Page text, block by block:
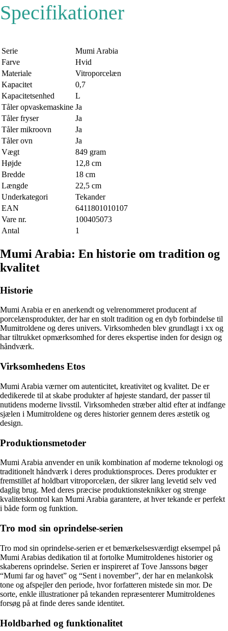
Specifikationer
Serie
Mumi Arabia
Farve
Hvid
Materiale
Vitroporcelæn
Kapacitet
0,7
Kapacitetsenhed
L
Tåler opvaskemaskine Ja
Tåler fryser
Ja
Tåler mikroovn
Ja
Tåler ovn
Ja
Vægt
849 gram
Højde
12,8 cm
Bredde
18 cm
Længde
22,5 cm
Underkategori
Tekander
EAN
6411801010107
Vare nr.
100405073
Antal
1
Mumi Arabia: En historie om tradition og
kvalitet
Historie
Mumi Arabia er en anerkendt og velrenommeret producent af
porcelænsprodukter, der har en stolt tradition og en dyb forbindelse til
Mumitroldene og deres univers. Virksomheden blev grundlagt i xx og
har tiltrukket opmærksomhed for deres ekspertise inden for design og
håndværk.
Virksomhedens Etos
Mumi Arabia værner om autenticitet, kreativitet og kvalitet. De er
dedikerede til at skabe produkter af højeste standard, der passer til
nutidens moderne livsstil. Virksomheden stræber altid efter at indfange
sjælen i Mumitroldene og deres historier gennem deres æstetik og
design.
Produktionsmetoder
Mumi Arabia anvender en unik kombination af moderne teknologi og
traditionelt håndværk i deres produktionsproces. Deres produkter er
fremstillet af holdbart vitroporcelæn, der sikrer lang levetid selv ved
daglig brug. Med deres præcise produktionsteknikker og strenge
kvalitetskontrol kan Mumi Arabia garantere, at hver tekande er perfekt
i både form og funktion.
Tro mod sin oprindelse-serien
Tro mod sin oprindelse-serien er et bemærkelsesværdigt eksempel på
Mumi Arabias dedikation til at fortolke Mumitroldenes historier og
skaberens oprindelse. Serien er inspireret af Tove Janssons bøger
“Mumi far og havet” og “Sent i november”, der har en melankolsk
tone og afspejler den periode, hvor forfatteren mistede sin mor. De
sorte, enkle illustrationer på tekanden repræsenterer Mumitroldenes
forsøg på at finde deres sande identitet.
Holdbarhed og funktionalitet